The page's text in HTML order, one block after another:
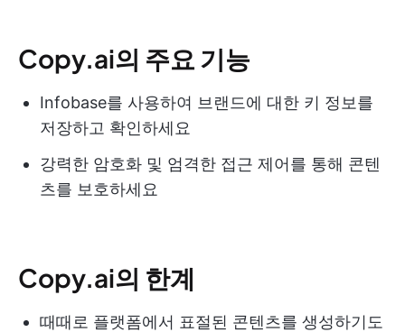
Copy.ai의 주요 기능
Infobase를 사용하여 브랜드에 대한 키 정보를
저장하고 확인하세요
강력한 암호화 및 엄격한 접근 제어를 통해 콘텐
츠를 보호하세요
Copy.ai의 한계
때때로 플랫폼에서 표절된 콘텐츠를 생성하기도